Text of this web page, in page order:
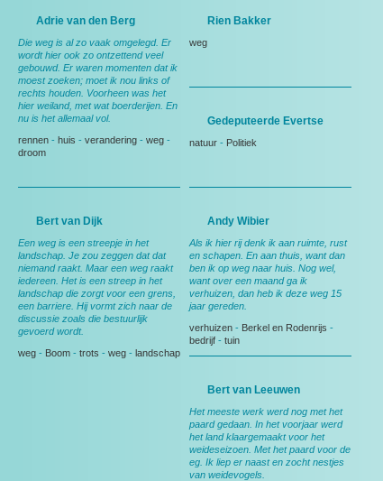
Adrie van den Berg
Die weg is al zo vaak omgelegd. Er
wordt hier ook zo ontzettend veel
gebouwd. Er waren momenten dat ik
moest zoeken; moet ik nou links of
rechts houden. Voorheen was het
hier weiland, met wat boerderijen. En
nu is het allemaal vol.
rennen - huis - verandering - weg -
droom
Rien Bakker
weg
Gedeputeerde Evertse
natuur - Politiek
Bert van Dijk
Een weg is een streepje in het
landschap. Je zou zeggen dat dat
niemand raakt. Maar een weg raakt
iedereen. Het is een streep in het
landschap die zorgt voor een grens,
een barriere. Hij vormt zich naar de
discussie zoals die bestuurlijk
gevoerd wordt.
weg - Boom - trots - weg - landschap
Andy Wibier
Als ik hier rij denk ik aan ruimte, rust
en schapen. En aan thuis, want dan
ben ik op weg naar huis. Nog wel,
want over een maand ga ik
verhuizen, dan heb ik deze weg 15
jaar gereden.
verhuizen - Berkel en Rodenrijs -
bedrijf - tuin
Bert van Leeuwen
Het meeste werk werd nog met het
paard gedaan. In het voorjaar werd
het land klaargemaakt voor het
weideseizoen. Met het paard voor de
eg. Ik liep er naast en zocht nestjes
van weidevogels.